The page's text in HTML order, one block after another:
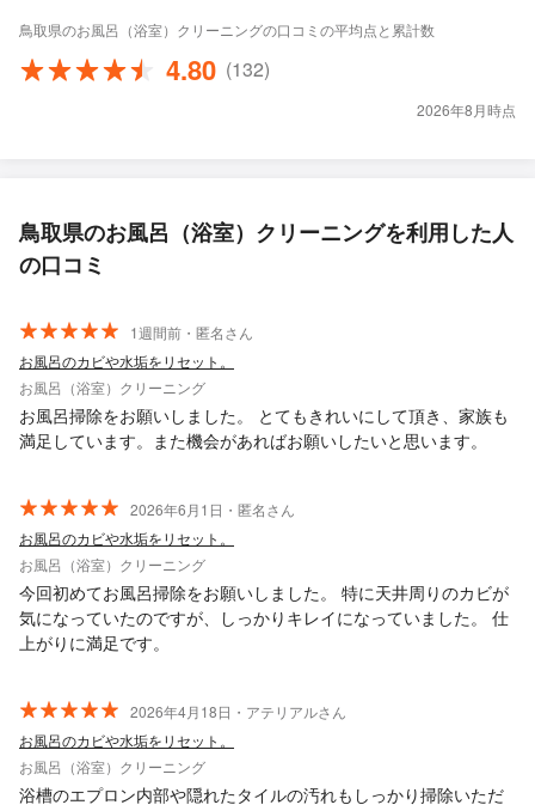
鳥取県のお風呂（浴室）クリーニングの口コミの平均点と累計数
4.80 (132)
2026年8月時点
鳥取県のお風呂（浴室）クリーニングを利用した人
の口コミ
1週間前・匿名さん
お風呂のカビや水垢をリセット。
お風呂（浴室）クリーニング
お風呂掃除をお願いしました。 とてもきれいにして頂き、家族も
満足しています。また機会があればお願いしたいと思います。
2026年6月1日・匿名さん
お風呂のカビや水垢をリセット。
お風呂（浴室）クリーニング
今回初めてお風呂掃除をお願いしました。 特に天井周りのカビが
気になっていたのですが、しっかりキレイになっていました。 仕
上がりに満足です。
2026年4月18日・アテリアルさん
お風呂のカビや水垢をリセット。
お風呂（浴室）クリーニング
浴槽のエプロン内部や隠れたタイルの汚れもしっかり掃除いただ